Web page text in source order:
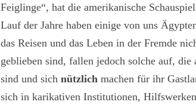
Feiglinge“, hat die amerikanische
Lauf der Jahre haben einige von uns
das Reisen und das Leben in der Fremde
geblieben sind, fallen jedoch solche auf,
sind und sich nützlich machen für ihr
sich in karikativen Institutionen,